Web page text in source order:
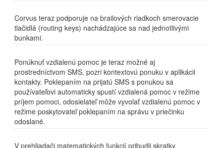
Corvus teraz podporuje na brailových riadkoch smerovacie
tlačidlá (routing keys) nachádzajúce sa nad jednotlivými
bunkami.
Ponúknuť vzdialenú pomoc je teraz možné aj
prostredníctvom SMS, pozri kontextovú ponuku v aplikácii
kontakty. Poklepaním na prijatú SMS s ponukou sa
používateľovi automaticky spustí vzdialená pomoc v režime
príjem pomoci, odosielateľ môže vyvolať vzdialenú pomoc v
režime poskytovateľ poklepaním na správu v priečinku
odoslané.
V prehliadači matematických funkcií pribudli skratky,